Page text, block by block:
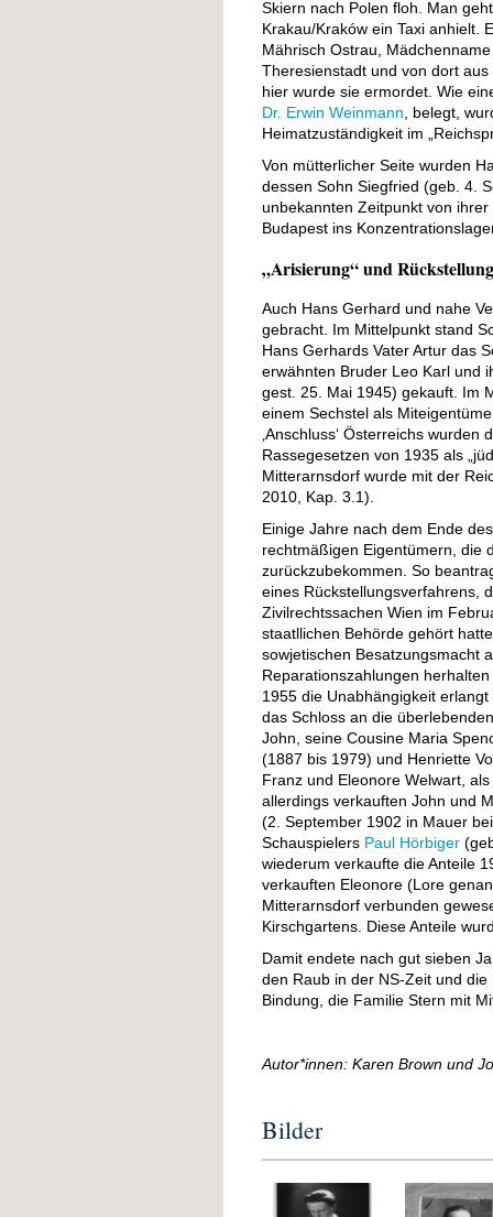
Skiern nach Polen floh. Man
Krakau/Kraków ein Taxi anhielt.
Mährisch Ostrau,
Theresienstadt und von dort
hier wurde sie ermordet. Wie
Dr. Erwin Weinmann, belegt,
Heimatzuständigkeit im
Von mütterlicher Seite wurden
dessen Sohn Siegfried (geb. 4.
unbekannten Zeitpunkt von
Budapest ins
„Arisierung“ und
Auch Hans Gerhard und nahe
gebracht. Im Mittelpunkt stand
Hans Gerhards Vater Artur das
erwähnten Bruder Leo Karl und
gest. 25. Mai 1945) gekauft. Im
einem Sechstel als
‚Anschluss‘ Österreichs
Rassegesetzen von 1935 als
Mitterarnsdorf wurde mit der
2010, Kap. 3.1).
Einige Jahre nach dem Ende
rechtmäßigen Eigentümern, die
zurückzubekommen. So
eines Rückstellungsverfahrens,
Zivilrechtssachen Wien im
staatllichen Behörde gehört
sowjetischen Besatzungsmacht
Reparationszahlungen
1955 die Unabhängigkeit
das Schloss an die
John, seine Cousine Maria
(1887 bis 1979) und Henriette
Franz und Eleonore Welwart,
allerdings verkauften John und
(2. September 1902 in Mauer
Schauspielers Paul Hörbiger
wiederum verkaufte die Anteile
verkauften Eleonore (Lore
Mitterarnsdorf verbunden
Kirschgartens. Diese Anteile
Damit endete nach gut sieben
den Raub in der NS-Zeit und
Bindung, die Familie Stern mit
Autor*innen: Karen Brown und
Bilder